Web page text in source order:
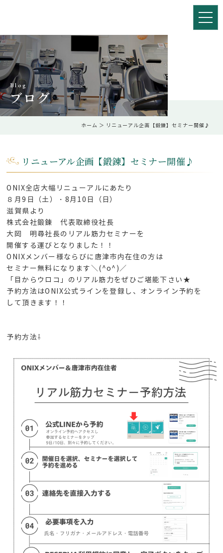
Blog
ブログ
ホーム ＞ リニューアル企画【鍛錬】セミナー開催♪
リニューアル企画【鍛錬】セミナー開催♪
ONIX全店大幅リニューアルにあたり
８月9日（土）・8月10日（日）
滋賀県より
株式会社鍛錬 代表取締役社長
大岡 明尋社長のリアル筋力セミナーを
開催する運びとなりました！！
ONIXメンバー様ならびに唐津市内在住の方は
セミナー無料になります＼(^o^)／
「目からウロコ」のリアル筋力をぜひご堪能下さい★
予約方法はONIX公式ラインを登録し、オンライン予約を
して頂きます！！
予約方法⇩